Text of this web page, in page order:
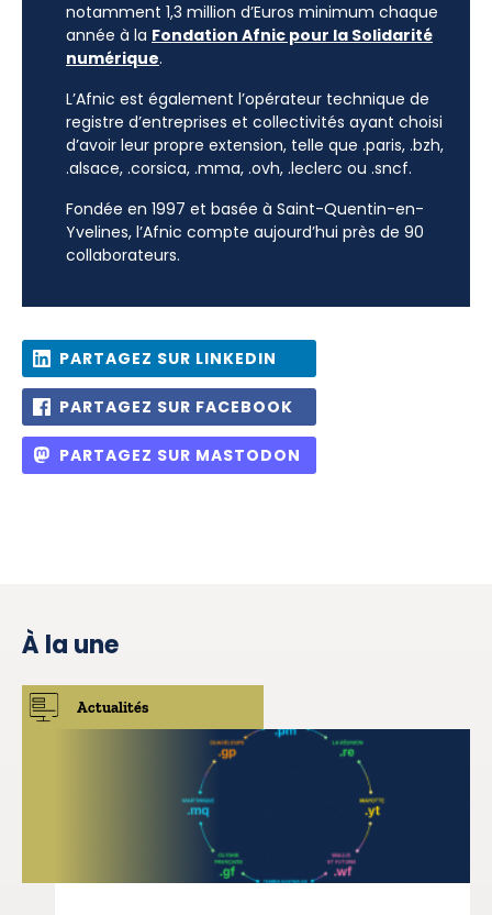
notamment 1,3 million d’Euros minimum chaque
année à la Fondation Afnic pour la Solidarité
numérique.
L’Afnic est également l’opérateur technique de
registre d’entreprises et collectivités ayant choisi
d’avoir leur propre extension, telle que .paris, .bzh,
.alsace, .corsica, .mma, .ovh, .leclerc ou .sncf.
Fondée en 1997 et basée à Saint-Quentin-en-
Yvelines, l’Afnic compte aujourd’hui près de 90
collaborateurs.
PARTAGEZ SUR LINKEDIN
PARTAGEZ SUR FACEBOOK
PARTAGEZ SUR MASTODON
À la une
Actualités